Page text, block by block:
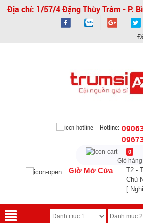
Địa chỉ: 1/57/4 Đặng Thùy Trâm - P.
Hotline:
0
Giỏ hàng
Giờ Mở Cửa
T2 -
Chủ
[